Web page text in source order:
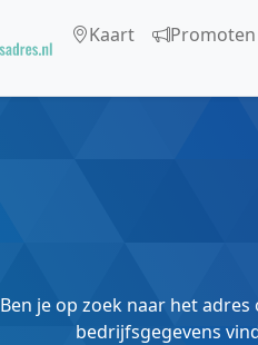
Kaart Promoten
Ben je op zoek naar het
bedrijfsgegevens